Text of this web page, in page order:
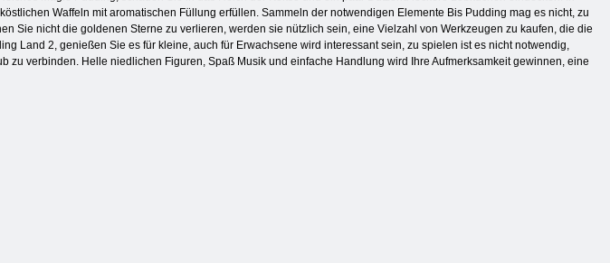
Waffeln mit aromatischen Füllung erfüllen. Sammeln der notwendigen Elemente Bis Pudding mag es nicht, zu
Sie nicht die goldenen Sterne zu verlieren, werden sie nützlich sein, eine Vielzahl von Werkzeugen zu kaufen, die die
Land 2, genießen Sie es für kleine, auch für Erwachsene wird interessant sein, zu spielen ist es nicht notwendig,
zu verbinden. Helle niedlichen Figuren, Spaß Musik und einfache Handlung wird Ihre Aufmerksamkeit gewinnen, eine